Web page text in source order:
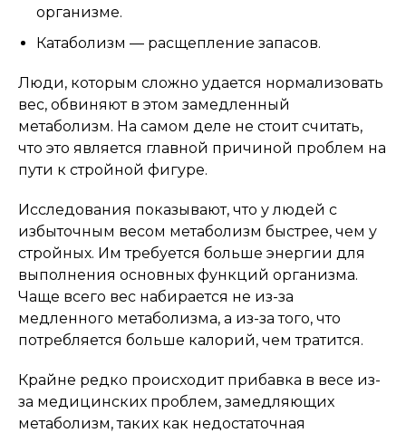
организме.
Катаболизм — расщепление запасов.
Люди, которым сложно удается нормализовать
вес, обвиняют в этом замедленный
метаболизм. На самом деле не стоит считать,
что это является главной причиной проблем на
пути к стройной фигуре.
Исследования показывают, что у людей с
избыточным весом метаболизм быстрее, чем у
стройных. Им требуется больше энергии для
выполнения основных функций организма.
Чаще всего вес набирается не из-за
медленного метаболизма, а из-за того, что
потребляется больше калорий, чем тратится.
Крайне редко происходит прибавка в весе из-
за медицинских проблем, замедляющих
метаболизм, таких как недостаточная